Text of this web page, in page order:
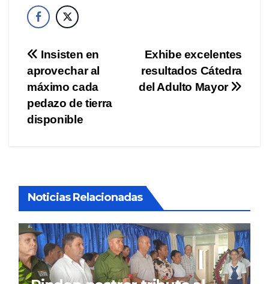
Navegación
de
entradas
Exhibe excelentes
resultados Cátedra
del Adulto Mayor
Insisten en
aprovechar al
máximo cada
pedazo de tierra
disponible
Noticias Relacionadas